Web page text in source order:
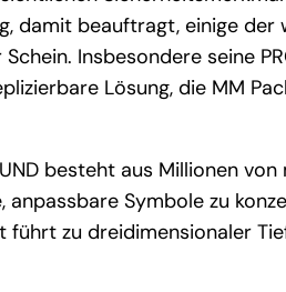
damit beauftragt, einige
Insbesondere seine
Lösung, die MM
besteht aus Millionen
Symbole zu
zu dreidimensionaler